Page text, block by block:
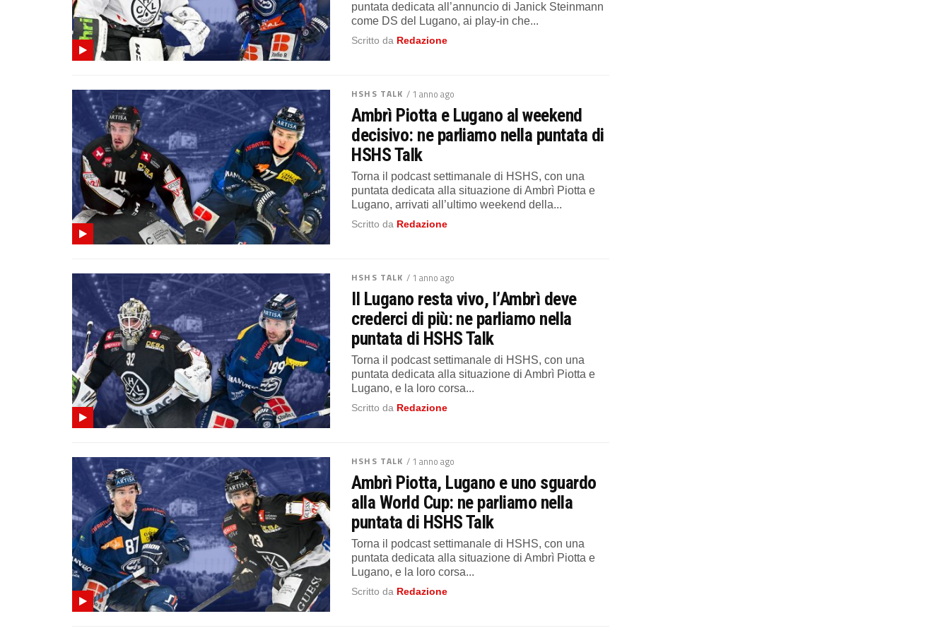
puntata dedicata all’annuncio di Janick Steinmann
come DS del Lugano, ai play-in che...
Scritto da Redazione
HSHS TALK / 1 anno ago
Ambrì Piotta e Lugano al weekend
decisivo: ne parliamo nella puntata di
HSHS Talk
Torna il podcast settimanale di HSHS, con una
puntata dedicata alla situazione di Ambrì Piotta e
Lugano, arrivati all’ultimo weekend della...
Scritto da Redazione
HSHS TALK / 1 anno ago
Il Lugano resta vivo, l’Ambrì deve
crederci di più: ne parliamo nella
puntata di HSHS Talk
Torna il podcast settimanale di HSHS, con una
puntata dedicata alla situazione di Ambrì Piotta e
Lugano, e la loro corsa...
Scritto da Redazione
HSHS TALK / 1 anno ago
Ambrì Piotta, Lugano e uno sguardo
alla World Cup: ne parliamo nella
puntata di HSHS Talk
Torna il podcast settimanale di HSHS, con una
puntata dedicata alla situazione di Ambrì Piotta e
Lugano, e la loro corsa...
Scritto da Redazione